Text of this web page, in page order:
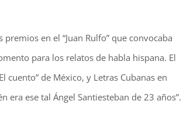
en el “Juan Rulfo” que convocaba
para los relatos de habla hispana. El
cuento” de México, y Letras Cubanas en
era ese tal Ángel Santiesteban de 23 años”.